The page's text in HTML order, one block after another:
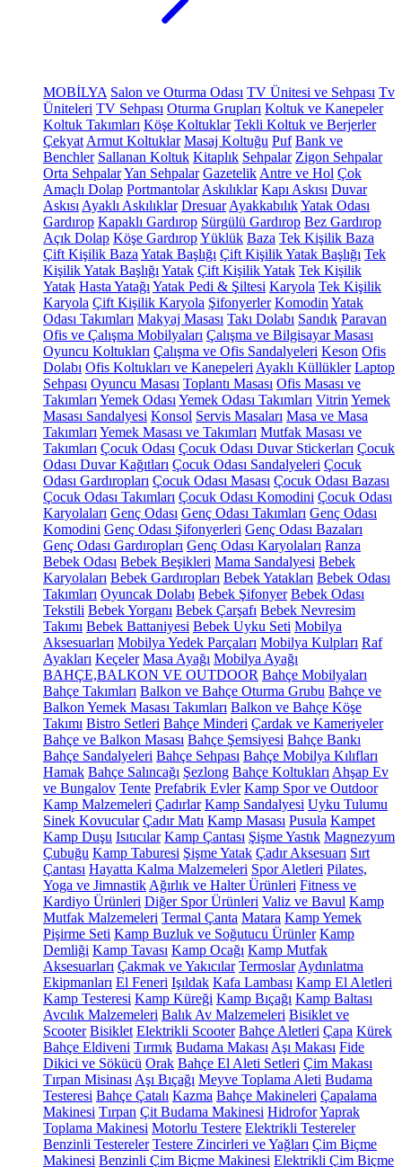
MOBİLYA Salon ve Oturma Odası TV Ünitesi ve Sehpası Tv
Üniteleri TV Sehpası Oturma Grupları Koltuk ve Kanepeler
Koltuk Takımları Köşe Koltuklar Tekli Koltuk ve Berjerler
Çekyat Armut Koltuklar Masaj Koltuğu Puf Bank ve
Benchler Sallanan Koltuk Kitaplık Sehpalar Zigon Sehpalar
Orta SehpalarYan Sehpalar Gazetelik Antre ve Hol Çok
Amaçlı Dolap Portmantolar Askılıklar Kapı Askısı Duvar
Askısı Ayaklı Askılıklar Dresuar AyakkabılıkYatak Odası
Gardırop Kapaklı Gardırop Sürgülü Gardırop Bez Gardırop
Açık Dolap Köşe GardıropYüklük Baza Tek Kişilik Baza
Çift Kişilik Baza Yatak Başlığı Çift Kişilik Yatak Başlığı Tek
Kişilik Yatak Başlığı Yatak Çift Kişilik Yatak Tek Kişilik
Yatak Hasta Yatağı Yatak Pedi & Şiltesi Karyola Tek Kişilik
Karyola Çift Kişilik Karyola Şifonyerler Komodin Yatak
Odası Takımları Makyaj Masası Takı Dolabı Sandık Paravan
Ofis ve Çalışma Mobilyaları Çalışma ve Bilgisayar Masası
Oyuncu Koltukları Çalışma ve Ofis Sandalyeleri Keson Ofis
Dolabı Ofis Koltukları ve Kanepeleri Ayaklı Küllükler Laptop
Sehpası Oyuncu Masası Toplantı Masası Ofis Masası ve
Takımları Yemek Odası Yemek Odası Takımları Vitrin Yemek
Masası Sandalyesi Konsol Servis Masaları Masa ve Masa
Takımları Yemek Masası ve Takımları Mutfak Masası ve
Takımları Çocuk Odası Çocuk Odası Duvar Stickerları Çocuk
Odası Duvar Kağıtları Çocuk Odası Sandalyeleri Çocuk
Odası Gardıropları Çocuk Odası Masası Çocuk Odası Bazası
Çocuk Odası Takımları Çocuk Odası Komodini Çocuk Odası
Karyolaları Genç Odası Genç Odası Takımları Genç Odası
Komodini Genç Odası Şifonyerleri Genç Odası Bazaları
Genç Odası Gardıropları Genç Odası Karyolaları Ranza
Bebek Odası Bebek Beşikleri Mama Sandalyesi Bebek
Karyolaları Bebek Gardıropları Bebek Yatakları Bebek Odası
Takımları Oyuncak Dolabı Bebek Şifonyer Bebek Odası
Tekstili Bebek Yorganı Bebek Çarşafı Bebek Nevresim
Takımı Bebek Battaniyesi Bebek Uyku Seti Mobilya
Aksesuarları Mobilya Yedek Parçaları Mobilya Kulpları Raf
Ayakları Keçeler Masa Ayağı Mobilya Ayağı
BAHÇE,BALKON VE OUTDOOR Bahçe Mobilyaları
Bahçe Takımları Balkon ve Bahçe Oturma Grubu Bahçe ve
Balkon Yemek Masası Takımları Balkon ve Bahçe Köşe
Takımı Bistro Setleri Bahçe Minderi Çardak ve Kameriyeler
Bahçe ve Balkon Masası Bahçe Şemsiyesi Bahçe Bankı
Bahçe Sandalyeleri Bahçe Sehpası Bahçe Mobilya Kılıfları
Hamak Bahçe Salıncağı Şezlong Bahçe Koltukları Ahşap Ev
ve Bungalov Tente Prefabrik Evler Kamp Spor ve Outdoor
Kamp Malzemeleri Çadırlar Kamp Sandalyesi Uyku Tulumu
Sinek Kovucular Çadır Matı Kamp Masası Pusula Kampet
Kamp Duşu Isıtıcılar Kamp Çantası Şişme Yastık Magnezyum
Çubuğu Kamp Taburesi Şişme Yatak Çadır Aksesuarı Sırt
Çantası Hayatta Kalma Malzemeleri Spor Aletleri Pilates,
Yoga ve Jimnastik Ağırlık ve Halter Ürünleri Fitness ve
Kardiyo Ürünleri Diğer Spor Ürünleri Valiz ve Bavul Kamp
Mutfak Malzemeleri Termal Çanta Matara Kamp Yemek
Pişirme Seti Kamp Buzluk ve Soğutucu Ürünler Kamp
Demliği Kamp Tavası Kamp Ocağı Kamp Mutfak
Aksesuarları Çakmak ve Yakıcılar Termoslar Aydınlatma
Ekipmanları El Feneri Işıldak Kafa Lambası Kamp El Aletleri
Kamp Testeresi Kamp Küreği Kamp Bıçağı Kamp Baltası
Avcılık Malzemeleri Balık Av Malzemeleri Bisiklet ve
Scooter Bisiklet Elektrikli Scooter Bahçe Aletleri Çapa Kürek
Bahçe Eldiveni Tırmık Budama Makası Aşı Makası Fide
Dikici ve Sökücü Orak Bahçe El Aleti Setleri Çim Makası
Tırpan Misinası Aşı Bıçağı Meyve Toplama Aleti Budama
Testeresi Bahçe Çatalı Kazma Bahçe Makineleri Çapalama
Makinesi Tırpan Çit Budama Makinesi HidroforYaprak
Toplama Makinesi Motorlu Testere Elektrikli Testereler
Benzinli Testereler Testere Zincirleri ve Yağları Çim Biçme
Makinesi Benzinli Çim Biçme Makinesi Elektrikli Çim Biçme